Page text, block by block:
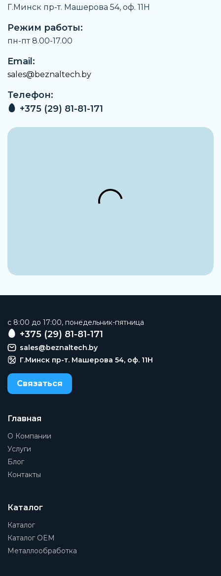
Г.Минск пр-т. Машерова 54, оф. 11H
Режим работы:
пн-пт 8.00-17.00
Email:
sales@beznaltech.by
Телефон:
+375 (29) 81-81-171
c 8:00 до 17:00, понедельник-пятница
+375 (29) 81-81-171
sales@beznaltech.by
Г.Минск пр-т. Машерова 54, оф. 11H
Связаться
Главная
О Компании
Услуги
Блог
Контакты
Каталог
Каталог
Каталог OEM
Металлообработка